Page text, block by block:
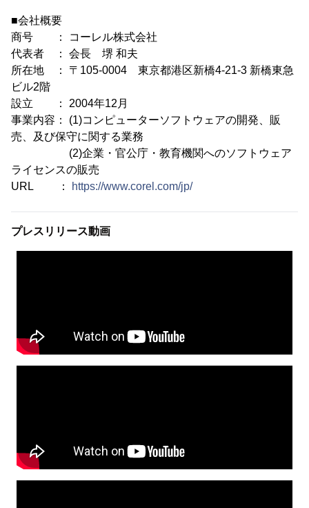
■会社概要
商号 ： コーレル株式会社
代表者 ： 会長 堺 和夫
所在地 ： 〒105-0004 東京都港区新橋4-21-3 新橋東急
ビル2階
設立 ： 2004年12月
事業内容： (1)コンピューターソフトウェアの開発、販
売、及び保守に関する業務
(2)企業・官公庁・教育機関へのソフトウェア
ライセンスの販売
URL ：
https://www.corel.com/jp/
プレスリリース動画